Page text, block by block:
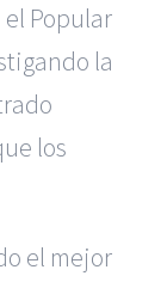
Popular
la
los
el mejor